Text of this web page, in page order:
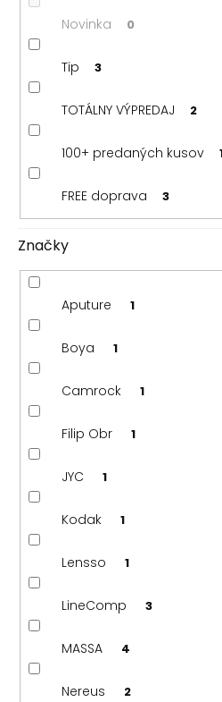
Novinka 0
Tip 3
TOTÁLNY VÝPREDAJ 2
100+ predaných kusov
FREE doprava 3
Značky
Aputure 1
Boya 1
Camrock 1
Filip Obr 1
JYC 1
Kodak 1
Lensso 1
LineComp 3
MASSA 4
Nereus 2